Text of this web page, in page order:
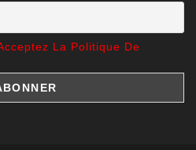
La Politique De